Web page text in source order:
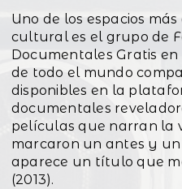
Uno de los espacios
cultural es el grupo de
Documentales Gratis
de todo el mundo
disponibles en la
documentales
películas que narran la
marcaron un antes y un
aparece un título que
(2013).